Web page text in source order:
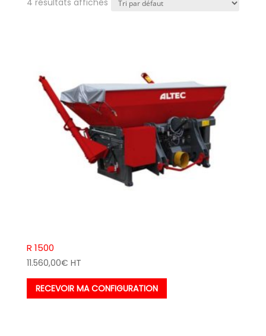
4 résultats affichés
R 1500
11.560,00€ HT
RECEVOIR MA CONFIGURATION